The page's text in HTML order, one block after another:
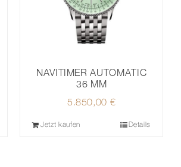
NAVITIMER AUTOMATIC
36 MM
5.850,00 €
Jetzt kaufen Details